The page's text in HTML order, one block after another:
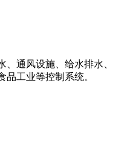
通风设施、给水排水、
工业等控制系统。